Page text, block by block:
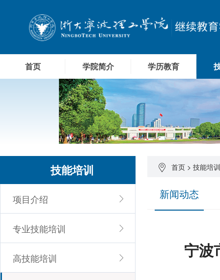
首页 学院简介 学历教育
首页 > 技能培训
新闻动态
宁波
技能培训
项目介绍
专业技能培训
高技能培训